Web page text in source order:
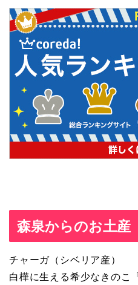
森泉からのお土産
チャーガ（シベリア産）
白樺に生える希少なきのこ